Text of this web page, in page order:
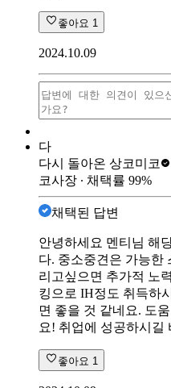
좋아요 1
2024.10.09
다
다시 돌아온 상코미코
코사장 ∙ 채택률 99%
채택된 답변
안녕하세요 멘티님 해
다. 중소중견은 가능한
리고싶으면 추가적 노
킹으로 IH정도 취득하
면 좋을 것 같네요. 도
요! 취업에 성공하시길
좋아요 1